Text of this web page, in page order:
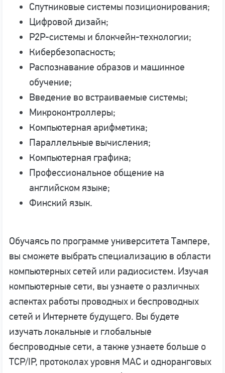
Спутниковые системы позиционирования;
Цифровой дизайн;
P2P-системы и блокчейн-технологии;
Кибербезопасность;
Распознавание образов и машинное
обучение;
Введение во встраиваемые системы;
Микроконтроллеры;
Компьютерная арифметика;
Параллельные вычисления;
Компьютерная графика;
Профессиональное общение на
английском языке;
Финский язык.
Обучаясь по программе университета Тампере,
вы сможете выбрать специализацию в области
компьютерных сетей или радиосистем. Изучая
компьютерные сети, вы узнаете о различных
аспектах работы проводных и беспроводных
сетей и Интернете будущего. Вы будете
изучать локальные и глобальные
беспроводные сети, а также узнаете больше о
TCP/IP, протоколах уровня MAC и одноранговых